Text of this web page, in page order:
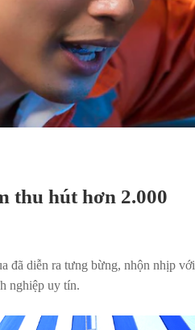
thu hút hơn 2.000
đã diễn ra tưng bừng, nhộn nhịp với
nghiệp uy tín.